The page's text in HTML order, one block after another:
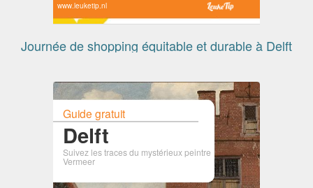
www.leuketip.nl
Journée de shopping équitable et durable à Delft
Guide gratuit
Delft
Suivez les traces du mystérieux peintre
Vermeer